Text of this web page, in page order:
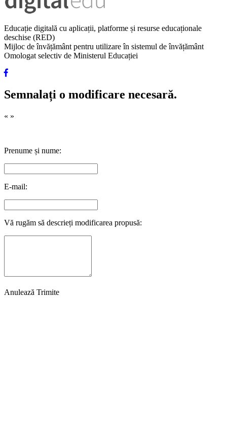
Educație digitală cu aplicații, platforme și resurse educaționale
deschise (RED)
Mijloc de învățământ pentru utilizare în sistemul de învățământ
Omologat selectiv de Ministerul Educației
Semnalați o modificare necesară.
« »
Prenume și nume:
E-mail:
Vă rugăm să descrieți modificarea propusă:
Anulează Trimite